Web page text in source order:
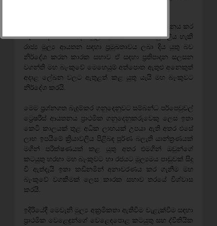
බැදුම්කර ක්‍රියාවලිය හරහා රටට අවශ්‍ය මුදල් සම්පාදනය කර
ගැනීමේදී රජයේ හදිසි මූල්‍ය අවශ්‍යතාවයන් සපුරාලිය හැකි
රාජ්‍ය මූල්‍ය ආයතන සඳහා ප්‍රමුඛතාවය ලබා දිය යුතු බව
නිර්දේශ කරන කාරක සභාව ඒ සඳහා ප්‍රතිපාදන සලසන
වගන්ති මහ බැංකුවේ මෙහෙයුම් අත්පොත ඇතුළු අනෙකුත්
අදාළ ලේඛන වලට ඇතුළත් කළ යුතු යැයි මහ බැංකුවට
නිර්දේශ කරයි.
මෙම ප්‍රශ්නගත බැදුම්කර ගනුදෙනුවට සම්බන්ධ පර්පෙචුවල්
ට්‍රෙෂරීස් ආයතනය ප්‍රාථමික ගනුදෙනුකරුවෙකු ලෙස ඉතා
කෙටි කාලයක් තුළ අධික ලාභයක් උපයා ඇති අතර එසේ
ලාභ ඉපයීමේ ක්‍රියාවලිය පිළිබඳ පූර්ණ බලැති යාන්ත්‍රණයක්
මගින් පරීක්ෂණයක් කළ යුතු අතර එමගින් ඔවුන්ගේ
කටයුතු හරහා මහ බැංකුවට හා රජයට මූල්‍යමය පාඩුවක් සිදු
වී ඇත්දැයි ඉතා කඩිනමින් අනාවරණය කර ගැනීම මහ
බැංකුවේ වගකීමක් ලෙස කාරක සභාව තරයේ විශ්වාස
කරයි.
ඉදිරියේදී මෙවැනි මුල්‍ය අක්‍රමිකතා ඇතිවීම වැළැක්වීම සඳහා
ප්‍රාථමික වෙළෙඳුන්ගේ වෙළෙඳපොළ කටයුතු සහ ද්වීතියික